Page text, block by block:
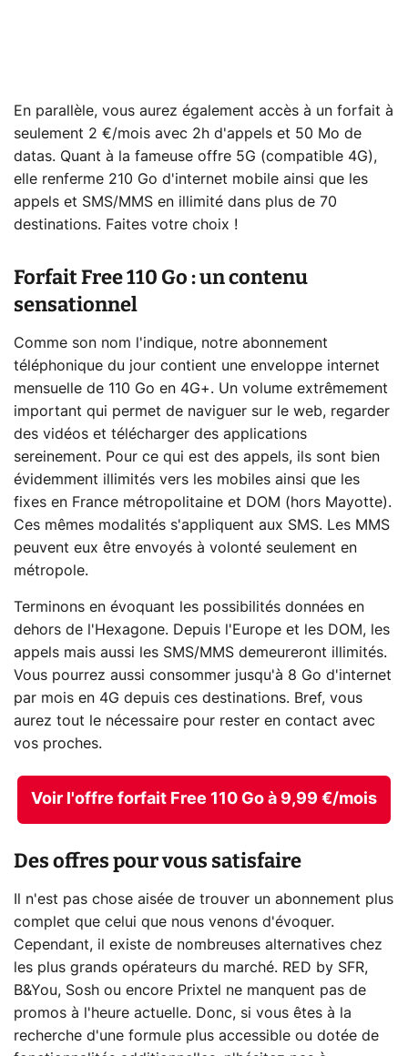
En parallèle, vous aurez également accès à un forfait à
seulement 2 €/mois avec 2h d'appels et 50 Mo de
datas. Quant à la fameuse offre 5G (compatible 4G),
elle renferme 210 Go d'internet mobile ainsi que les
appels et SMS/MMS en illimité dans plus de 70
destinations. Faites votre choix !
Forfait Free 110 Go : un contenu
sensationnel
Comme son nom l'indique, notre abonnement
téléphonique du jour contient une enveloppe internet
mensuelle de 110 Go en 4G+. Un volume extrêmement
important qui permet de naviguer sur le web, regarder
des vidéos et télécharger des applications
sereinement. Pour ce qui est des appels, ils sont bien
évidemment illimités vers les mobiles ainsi que les
fixes en France métropolitaine et DOM (hors Mayotte).
Ces mêmes modalités s'appliquent aux SMS. Les MMS
peuvent eux être envoyés à volonté seulement en
métropole.
Terminons en évoquant les possibilités données en
dehors de l'Hexagone. Depuis l'Europe et les DOM, les
appels mais aussi les SMS/MMS demeureront illimités.
Vous pourrez aussi consommer jusqu'à 8 Go d'internet
par mois en 4G depuis ces destinations. Bref, vous
aurez tout le nécessaire pour rester en contact avec
vos proches.
Voir l'offre forfait Free 110 Go à 9,99 €/mois
Des offres pour vous satisfaire
Il n'est pas chose aisée de trouver un abonnement plus
complet que celui que nous venons d'évoquer.
Cependant, il existe de nombreuses alternatives chez
les plus grands opérateurs du marché. RED by SFR,
B&You, Sosh ou encore Prixtel ne manquent pas de
promos à l'heure actuelle. Donc, si vous êtes à la
recherche d'une formule plus accessible ou dotée de